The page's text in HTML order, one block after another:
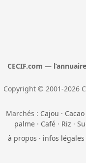
CECIF.com —
Copyright © 2001-2026
Marchés : Cajou · Cacao
palme· Café· Riz ·
à propos · infos légales